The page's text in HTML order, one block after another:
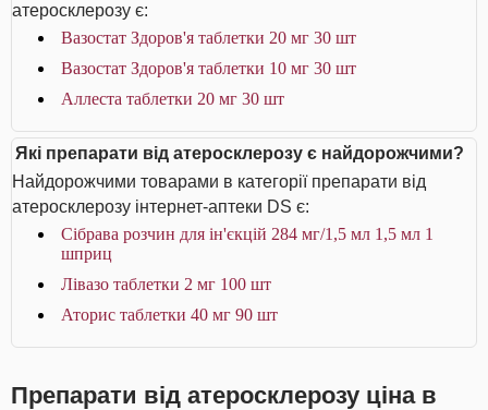
атеросклерозу є:
Вазостат Здоров'я таблетки 20 мг 30 шт
Вазостат Здоров'я таблетки 10 мг 30 шт
Аллеста таблетки 20 мг 30 шт
Які препарати від атеросклерозу є найдорожчими?
Найдорожчими товарами в категорії препарати від
атеросклерозу інтернет-аптеки DS є:
Сібрава розчин для ін'єкцій 284 мг/1,5 мл 1,5 мл 1
шприц
Лівазо таблетки 2 мг 100 шт
Аторис таблетки 40 мг 90 шт
Препарати від атеросклерозу ціна в